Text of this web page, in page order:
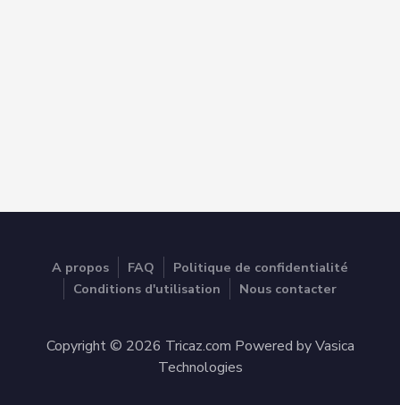
A propos FAQ
Politique de confidentialité
Conditions d'utilisation
Nous contacter
Copyright © 2026 Tricaz.com Powered by Vasica
Technologies